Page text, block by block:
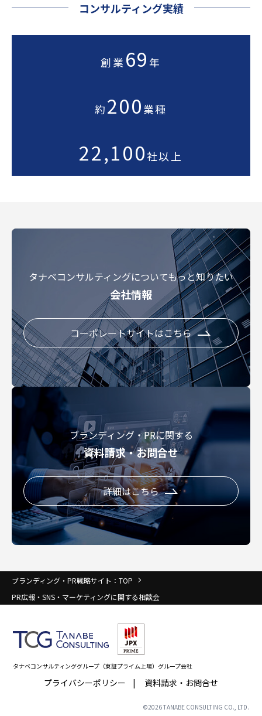
コンサルティング実績
創業 69年
約200業種
22,100社以上
タナベコンサルティングについてもっと知りたい
会社情報
コーポレートサイトはこちら
ブランディング・PRに関する
資料請求・お問合せ
詳細はこちら
ブランディング・PR戦略サイト：TOP
PR広報・SNS・マーケティングに関する相談会
タナベコンサルティンググループ（東証プライム上場）グループ会社
プライバシーポリシー 資料請求・お問合せ
©2026TANABE CONSULTING CO., LTD.